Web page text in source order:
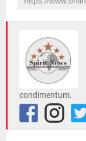
condimentum.